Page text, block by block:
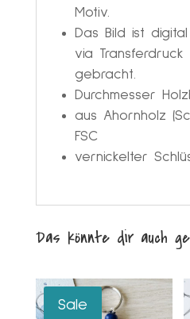
Motiv.
Das Bild ist
via
gebracht.
Durchmesser
aus Ahornholz
FSC
vernickelter
Das könnte dir auch
Sale